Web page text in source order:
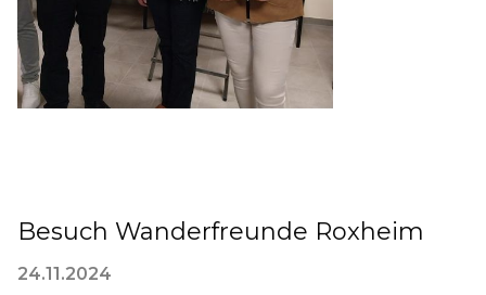
Besuch Wanderfreunde Roxheim
24.11.2024